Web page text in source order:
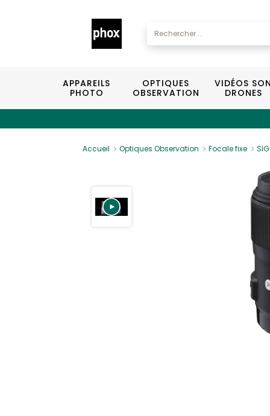
APPAREILS
PHOTO
OPTIQUES
OBSERVATION
VIDÉOS SON
DRONES
Accueil Optiques Observation Focale fixe